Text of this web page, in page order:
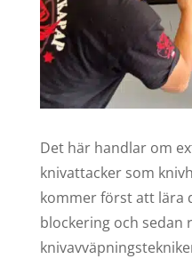
Det här handlar om
knivattacker som
kommer först att lära
blockering och sedan